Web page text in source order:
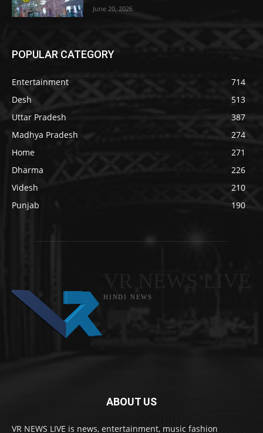
June 20, 2026
POPULAR CATEGORY
Entertainment
714
Desh
513
Uttar Pradesh
387
Madhya Pradesh
274
Home
271
Dharma
226
Videsh
210
Punjab
190
HINDI NEWS
ABOUT US
VR NEWS LIVE is news, entertainment, music fashion